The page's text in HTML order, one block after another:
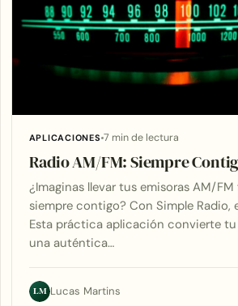
APLICACIONES 7 min de lectura
Radio AM/FM: Siempre
¿Imaginas llevar tus emisoras AM/
siempre contigo? Con Simple Radio,
Esta práctica aplicación convierte tu
una auténtica…
LM Lucas Martins